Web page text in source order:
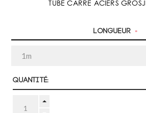
TUBE CARRE ACIERS
Longueur *
Quantité: